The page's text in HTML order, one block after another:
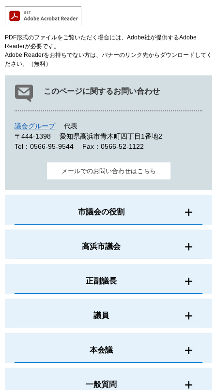
PDF形式のファイルをご覧いただく場合には、Adobe社が提供するAdobe
Readerが必要です。
Adobe Readerをお持ちでない方は、バナーのリンク先からダウンロードしてく
ださい。（無料）
このページに関するお問い合わせ
議会グループ
代表
〒444-1398
愛知県高浜市青木町四丁目1番地2
Tel：0566-95-9544
Fax：0566-52-1122
メールでのお問い合わせはこちら
市議会の役割
高浜市議会
正副議長
議員
本会議
一般質問